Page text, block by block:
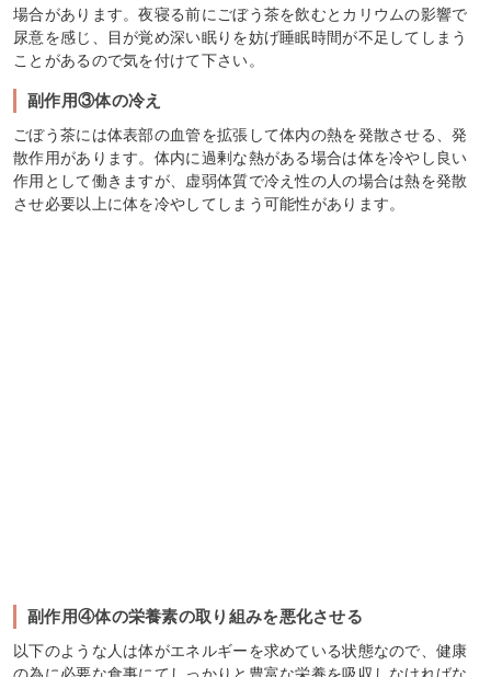
場合があります。夜寝る前にごぼう茶を飲むとカリウムの影響で
尿意を感じ、目が覚め深い眠りを妨げ睡眠時間が不足してしまう
ことがあるので気を付けて下さい。
副作用③体の冷え
ごぼう茶には体表部の血管を拡張して体内の熱を発散させる、発
散作用があります。体内に過剰な熱がある場合は体を冷やし良い
作用として働きますが、虚弱体質で冷え性の人の場合は熱を発散
させ必要以上に体を冷やしてしまう可能性があります。
副作用④体の栄養素の取り組みを悪化させる
以下のような人は体がエネルギーを求めている状態なので、健康